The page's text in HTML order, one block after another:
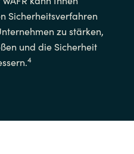
Sicherheitsverfahren
zu stärken,
und die Sicherheit
4